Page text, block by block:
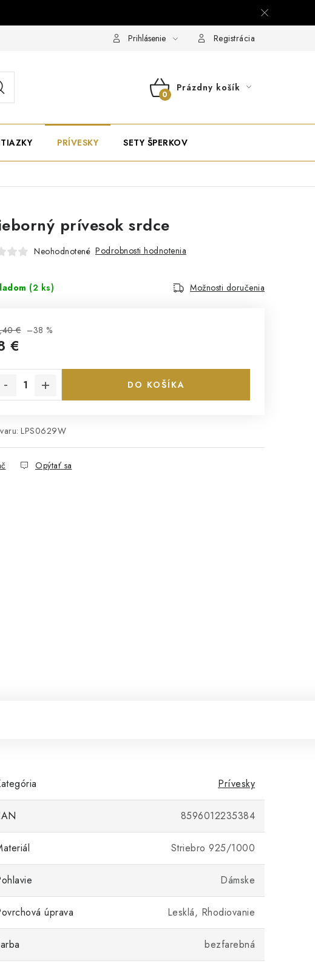
Prihlásenie Registrácia
NÁKUPNÝ
Prázdny košík
PRÍVESKY SETY ŠPERKOV
prívesok srdce
Neohodnotené Podrobnosti hodnotenia
(2 ks) Možnosti doručenia
€ –38 %
€
DO KOŠÍKA
LPS0629W
Opýtať sa
Prívesky
8596012235384
Striebro 925/1000
Dámske
úprava Lesklá, Rhodiovanie
bezfarebná